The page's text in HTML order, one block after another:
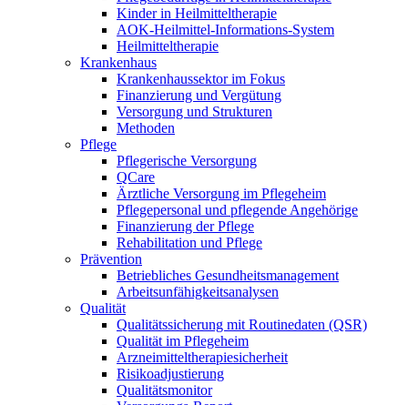
Kinder in Heilmitteltherapie
AOK-Heilmittel-Informations-System
Heilmitteltherapie
Krankenhaus
Krankenhaussektor im Fokus
Finanzierung und Vergütung
Versorgung und Strukturen
Methoden
Pflege
Pflegerische Versorgung
QCare
Ärztliche Versorgung im Pflegeheim
Pflegepersonal und pflegende Angehörige
Finanzierung der Pflege
Rehabilitation und Pflege
Prävention
Betriebliches Gesundheitsmanagement
Arbeitsunfähigkeitsanalysen
Qualität
Qualitätssicherung mit Routinedaten (QSR)
Qualität im Pflegeheim
Arzneimitteltherapiesicherheit
Risikoadjustierung
Qualitätsmonitor